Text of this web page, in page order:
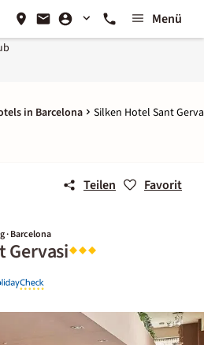
Menü
in Barcelona Silken Hotel Sant
Teilen Favorit
· Barcelona
Gervasi